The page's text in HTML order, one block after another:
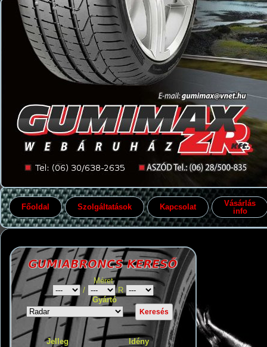
Főoldal Szolgáltatások Kapcsolat
Vásárlás
info
Méret
/
R
Gyártó
Jelleg
Idény